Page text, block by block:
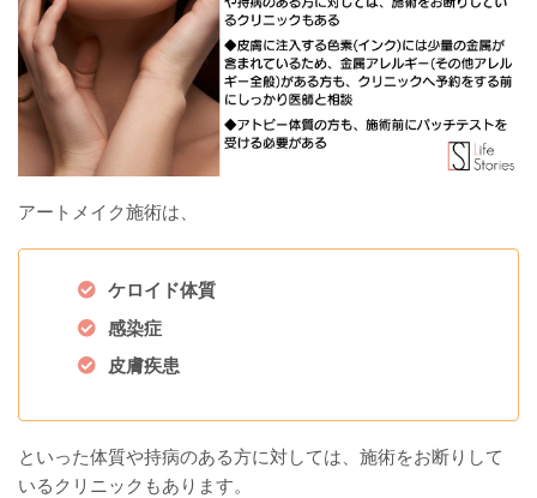
アートメイク施術は、
ケロイド体質
感染症
皮膚疾患
といった体質や持病のある方に対しては、施術をお断りして
いるクリニックもあります。